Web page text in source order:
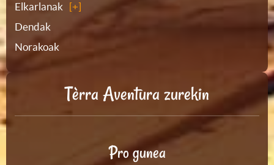
Elkarlanak
Dendak
Norakoak
Tèrra Aventura zurekin
Pro gunea